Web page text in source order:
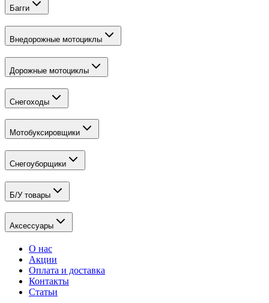
Багги
Внедорожные мотоциклы
Дорожные мотоциклы
Снегоходы
Мотобуксировщики
Снегоуборщики
Б/У товары
Аксессуары
О нас
Акции
Оплата и доставка
Контакты
Статьи